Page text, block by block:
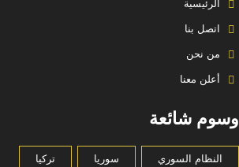
الرئيسية
اتصل بنا
من نحن
أعلن معنا
وسوم شائعة
النظام السوري سوريا تركيا